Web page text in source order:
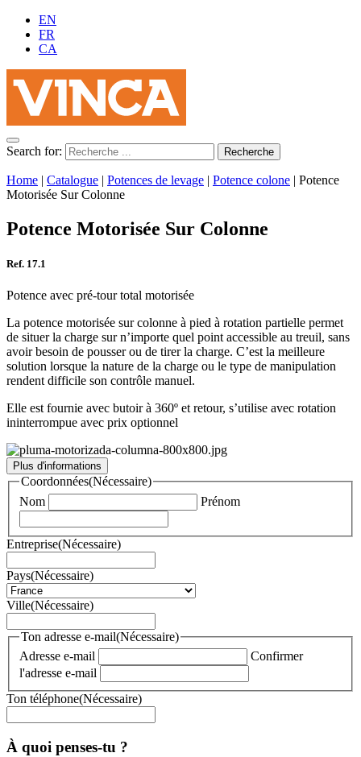
EN
FR
CA
Search for:
Home | Catalogue | Potences de levage | Potence colone | Potence
Motorisée Sur Colonne
Potence Motorisée Sur Colonne
Ref. 17.1
Potence avec pré-tour total motorisée
La potence motorisée sur colonne à pied à rotation partielle permet
de situer la charge sur n’importe quel point accessible au treuil, sans
avoir besoin de pousser ou de tirer la charge. C’est la meilleure
solution lorsque la nature de la charge ou le type de manipulation
rendent difficile son contrôle manuel.
Elle est fournie avec butoir à 360º et retour, s’utilise avec rotation
ininterrompue avec prix optionnel
Plus d'informations
Coordonnées(Nécessaire)
Nom
Prénom
Entreprise(Nécessaire)
Pays(Nécessaire)
Ville(Nécessaire)
Ton adresse e-mail(Nécessaire)
Adresse e-mail
Confirmer
l'adresse e-mail
Ton téléphone(Nécessaire)
À quoi penses-tu ?